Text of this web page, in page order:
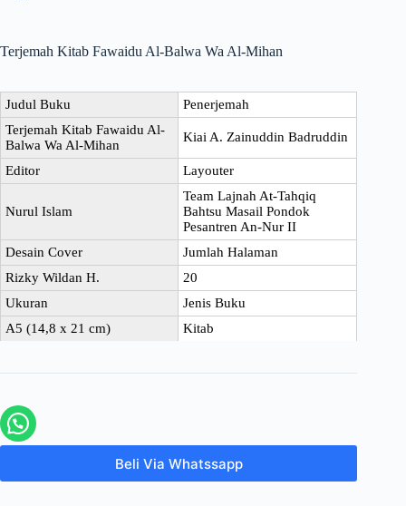
Terjemah Kitab Fawaidu Al-Balwa Wa Al-Mihan
Judul Buku
Penerjemah
Terjemah Kitab Fawaidu Al-
Balwa Wa Al-Mihan
Kiai A. Zainuddin Badruddin
Editor Layouter
Nurul Islam
Team Lajnah At-Tahqiq
Bahtsu Masail Pondok
Pesantren An-Nur II
Desain Cover
Jumlah Halaman
Rizky Wildan H.
20
Ukuran
Jenis Buku
A5 (14,8 x 21 cm)
Kitab
Beli Via Whatssapp